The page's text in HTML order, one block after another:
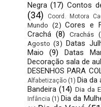
Negra (17) Contos
(34)
Coord. Motora
Mundo (2) Cores e
Crachá (8) Crachás
Agosto (3) Datas
Maio
(9) Datas
Decoração sala de
DESENHOS PARA
Alfabetização (1) Dia da
Bandeira (14) Dia da
Infância (1) Dia da